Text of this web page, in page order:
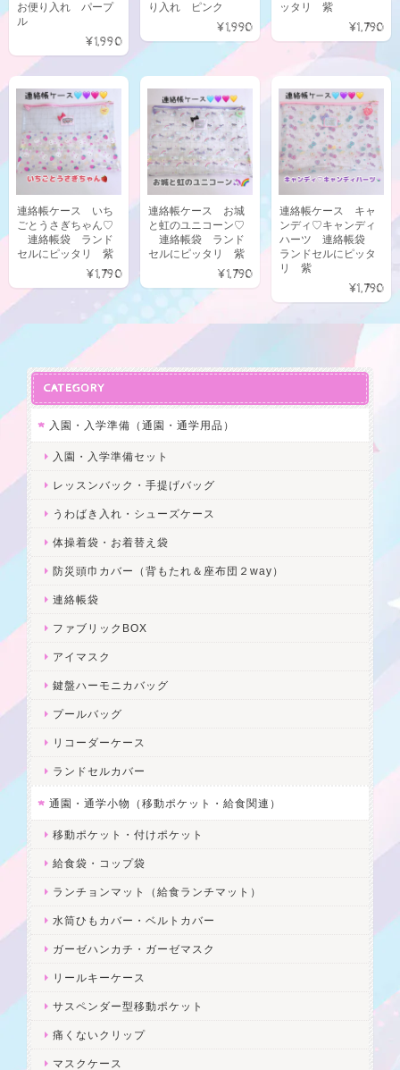
お便り入れ パープ
ル
¥1,990
り入れ ピンク
¥1,990
ッタリ 紫
¥1,790
連絡帳ケース いち
ごとうさぎちゃん♡
連絡帳袋 ランド
セルにピッタリ 紫
¥1,790
連絡帳ケース お城
と虹のユニコーン♡
連絡帳袋 ランド
セルにピッタリ 紫
¥1,790
連絡帳ケース キャ
ンディ♡キャンディ
ハーツ 連絡帳袋
ランドセルにピッタ
リ 紫
¥1,790
CATEGORY
入園・入学準備（通園・通学用品）
入園・入学準備セット
レッスンバック・手提げバッグ
うわばき入れ・シューズケース
体操着袋・お着替え袋
防災頭巾カバー（背もたれ＆座布団２way）
連絡帳袋
ファブリックBOX
アイマスク
鍵盤ハーモニカバッグ
プールバッグ
リコーダーケース
ランドセルカバー
通園・通学小物（移動ポケット・給食関連）
移動ポケット・付けポケット
給食袋・コップ袋
ランチョンマット（給食ランチマット）
水筒ひもカバー・ベルトカバー
ガーゼハンカチ・ガーゼマスク
リールキーケース
サスペンダー型移動ポケット
痛くないクリップ
マスクケース